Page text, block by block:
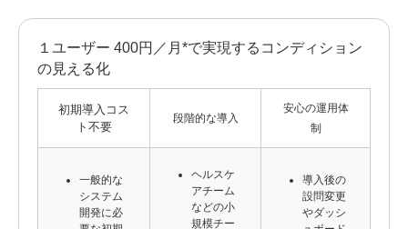
１ユーザー 400円／月*で実現するコンディション
の見える化
初期導入コス
ト不要
段階的な導入
安心の運用体
制
一般的な
システム
開発に必
ヘルスケ
アチーム
などの小
規模チー
導入後の
設問変更
やダッシ